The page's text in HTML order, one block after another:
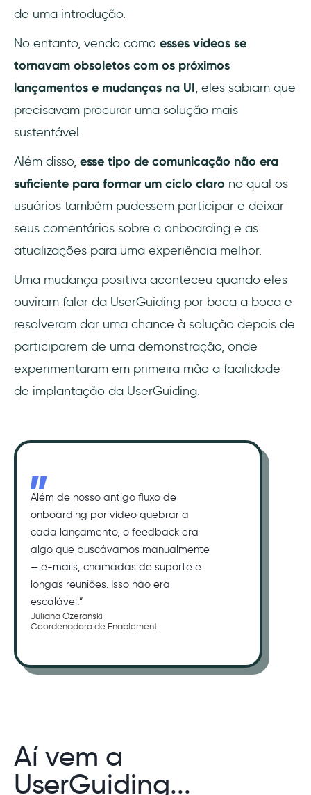
de uma introdução.
No entanto, vendo como esses vídeos se
tornavam obsoletos com os próximos
lançamentos e mudanças na UI, eles sabiam que
precisavam procurar uma solução mais
sustentável.
Além disso, esse tipo de comunicação não era
suficiente para formar um ciclo claro no qual os
usuários também pudessem participar e deixar
seus comentários sobre o onboarding e as
atualizações para uma experiência melhor.
Uma mudança positiva aconteceu quando eles
ouviram falar da UserGuiding por boca a boca e
resolveram dar uma chance à solução depois de
participarem de uma demonstração, onde
experimentaram em primeira mão a facilidade
de implantação da UserGuiding.
Além de nosso antigo fluxo de
onboarding por vídeo quebrar a
cada lançamento, o feedback era
algo que buscávamos manualmente
— e-mails, chamadas de suporte e
longas reuniões. Isso não era
escalável.”
Juliana Ozeranski
Coordenadora de Enablement
Aí vem a
UserGuiding...